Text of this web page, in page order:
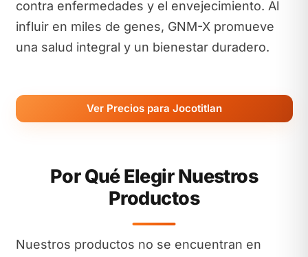
contra enfermedades y el envejecimiento. Al
influir en miles de genes, GNM-X promueve
una salud integral y un bienestar duradero.
Ver Precios para Jocotitlan
Por Qué Elegir Nuestros
Productos
Nuestros productos no se encuentran en